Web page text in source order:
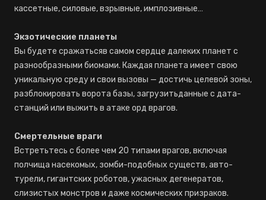
кассетные, силовые, взрывные, имплозивные…
Экзотические планеты
Вы будете сражатьсяв самом сердце далеких планет с
разнообразными биомами. Каждая планета имеет свою
уникальную среду и свои вызовы — достичь целевой зоны,
разблокировать ворота базы, загрузитьданные с дата-
станций или выжить в атаке орд врагов.
Смертельные враги
Встретьтесь с более чем 20 типами врагов, включая
полчища насекомых, зомби-подобных существ, авто-
турели, гигантских роботов, ужасных дегенератов,
слизистых монстров и даже космических призраков.